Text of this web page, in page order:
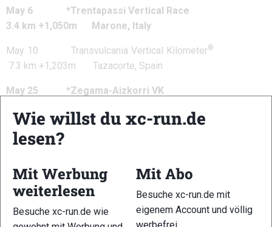
May 6 *Trentapassi Vertical Race
3.4 km +1,050m Marone, Italy
May 10 Transvulcania Vertical Kilometer®
7.3 km +1,203m Tazacorte, Spain
May 25 *Zegama-Aizkorri VK
June 1 Santana Vertical Kilometer
4.8 km +1,003m Santana, Portugal
July 6 KV Face de Bellevarde
3.0 km +970m Val d’Isère, France
July 20 *DoloMyths Run Vertical Kilometer®
Wie willst du xc-run.de
lesen?
Mit Werbung
weiterlesen
Besuche xc-run.de wie
Mit Abo
Besuche xc-run.de mit
eigenem Account und völlig